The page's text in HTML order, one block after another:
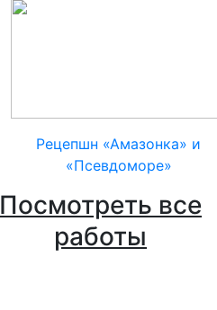
Рецепшн «Амазонка» и
«Псевдоморе»
Посмотреть все
работы